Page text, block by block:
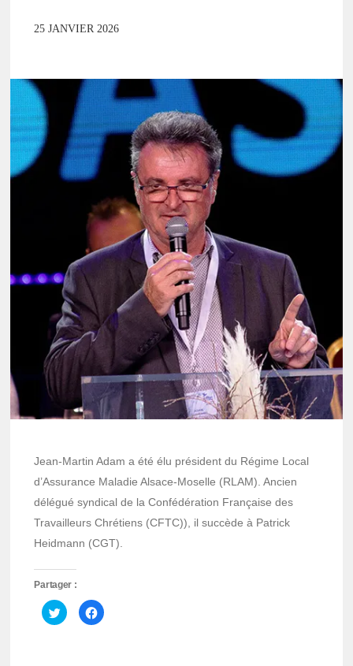
25 JANVIER 2026
Jean-Martin Adam a été élu président du Régime Local
d’Assurance Maladie Alsace-Moselle (RLAM). Ancien
délégué syndical de la Confédération Française des
Travailleurs Chrétiens (CFTC)), il succède à Patrick
Heidmann (CGT).
Partager :
Cliquez
pour
partager
Cliquez
pour